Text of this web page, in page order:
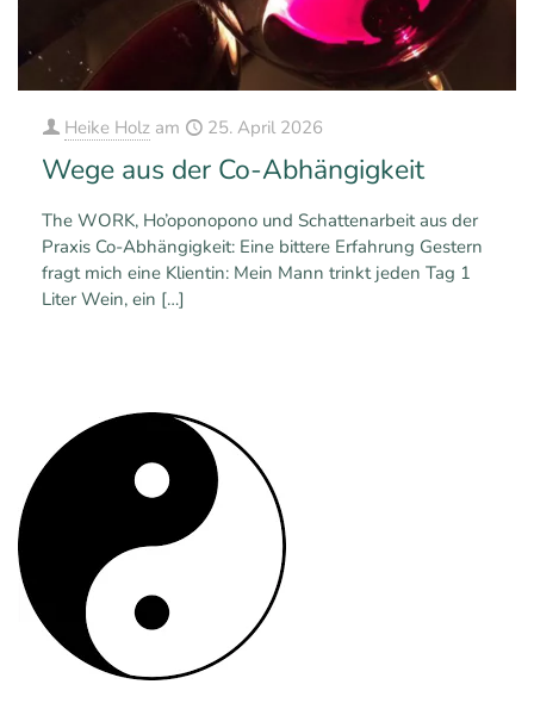
Heike Holz am 25. April 2026
Wege aus der Co-Abhängigkeit
The WORK, Ho’oponopono und Schattenarbeit aus der
Praxis Co-Abhängigkeit: Eine bittere Erfahrung Gestern
fragt mich eine Klientin: Mein Mann trinkt jeden Tag 1
Liter Wein, ein […]